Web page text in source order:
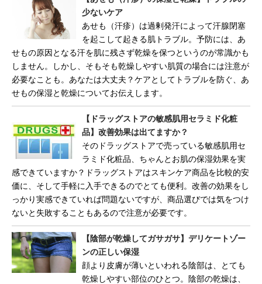
少ないケア
あせも（汗疹）は過剰発汗によって汗腺閉塞
を起こして起きる肌トラブル。予防には、あ
せもの原因となる汗を肌に残さず乾燥を保つというのが常識かも
しません。しかし、そもそも乾燥しやすい肌質の場合には注意が
必要なことも。あなたは大丈夫？ケアとしてトラブルを防ぐ、あ
せもの保湿と乾燥についてお伝えします。
【ドラッグストアの敏感肌用セラミド化粧
品】改善効果は出てますか？
そのドラッグストアで売っている敏感肌用セ
ラミド化粧品、ちゃんとお肌の保湿効果を実
感できていますか？ドラッグストアはスキンケア商品を比較的安
価に、そして手軽に入手できるのでとても便利。改善の効果をし
っかり実感できていれば問題ないですが、商品選びでは気をつけ
ないと失敗することもあるので注意が必要です。
【陰部が乾燥してガサガサ】デリケートゾー
ンの正しい保湿
顔より皮膚が薄いといわれる陰部は、とても
乾燥しやすい部位のひとつ。陰部の乾燥は、